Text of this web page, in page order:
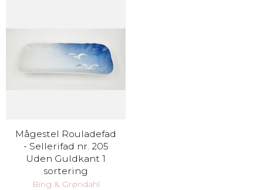
Mågestel Rouladefad
- Sellerifad nr. 205
Uden Guldkant 1
sortering
Bing & Grøndahl